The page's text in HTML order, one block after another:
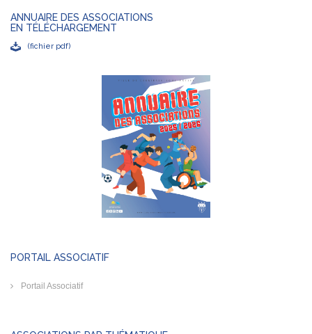
ANNUAIRE DES ASSOCIATIONS
EN TÉLÉCHARGEMENT
(fichier pdf)
PORTAIL ASSOCIATIF
Portail Associatif